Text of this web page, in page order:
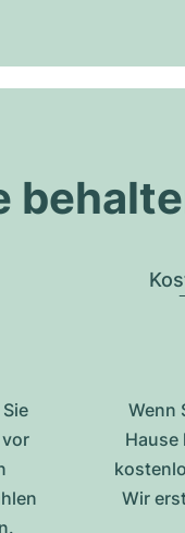
Wenn
Hause
Wir